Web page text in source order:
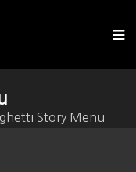
Story Menu